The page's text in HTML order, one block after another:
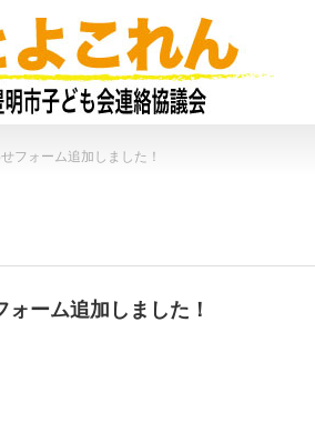
フォーム追加しました！
ォーム追加しました！